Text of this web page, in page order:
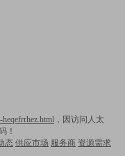
，因访问人太
！
态 供应市场 服务商 资源需求